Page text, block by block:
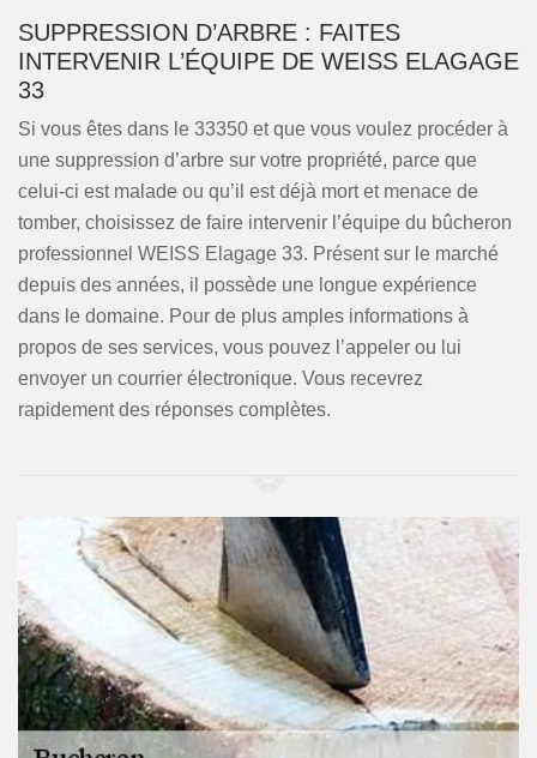
SUPPRESSION D’ARBRE : FAITES
INTERVENIR L’ÉQUIPE DE WEISS ELAGAGE
33
Si vous êtes dans le 33350 et que vous voulez procéder à
une suppression d’arbre sur votre propriété, parce que
celui-ci est malade ou qu’il est déjà mort et menace de
tomber, choisissez de faire intervenir l’équipe du bûcheron
professionnel WEISS Elagage 33. Présent sur le marché
depuis des années, il possède une longue expérience
dans le domaine. Pour de plus amples informations à
propos de ses services, vous pouvez l’appeler ou lui
envoyer un courrier électronique. Vous recevrez
rapidement des réponses complètes.